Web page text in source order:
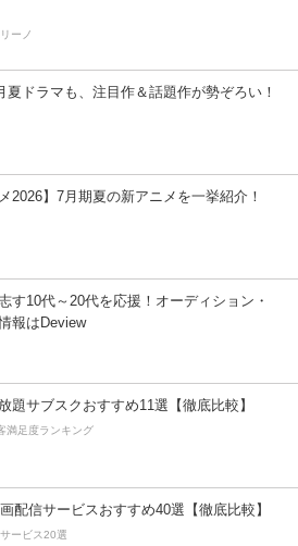
ーノ
夏ドラマも、注目作＆話題作が勢ぞろい！
2026】7月期夏の新アニメを一挙紹介！
す10代～20代を応援！オーディション・
報はDeview
題サブスクおすすめ11選【徹底比較】
満足度ランキング
配信サービスおすすめ40選【徹底比較】
ービス20選